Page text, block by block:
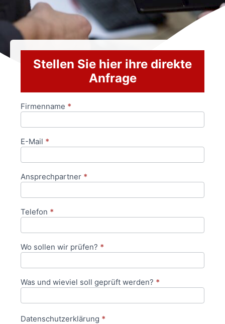
Stellen Sie hier ihre direkte
Anfrage
Anfrageformular
Firmenname *
E-Mail *
Ansprechpartner *
Telefon *
Wo sollen wir prüfen? *
Was und wieviel soll geprüft werden? *
Datenschutzerklärung *